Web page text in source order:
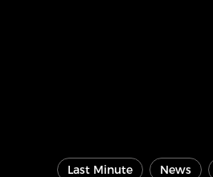
Last Minute News